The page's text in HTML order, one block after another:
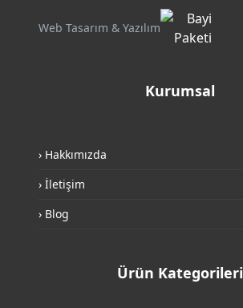
Web Tasarım & Yazılım
Kurumsal
› Hakkımızda
› İletişim
› Blog
Ürün Kategorileri